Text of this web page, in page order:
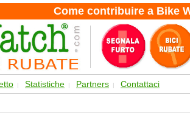
Come contribuire a Bike
| Statistiche | Partners | Contattaci